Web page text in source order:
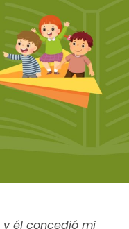
y él concedió mi